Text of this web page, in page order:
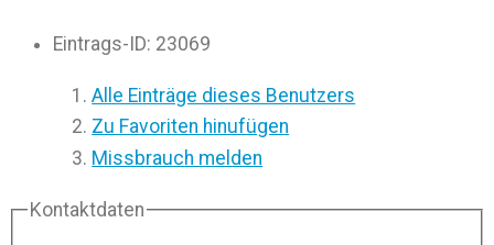
Eintrags-ID: 23069
Alle Einträge dieses Benutzers
Zu Favoriten hinufügen
Missbrauch melden
Kontaktdaten